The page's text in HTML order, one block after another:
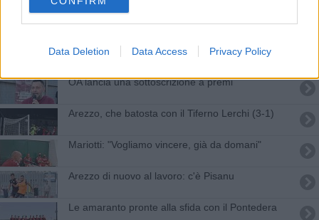
Data Deletion Data Access Privacy Policy
Una grande giornata amaranto con l'Open Day
OA lancia una sottoscrizione a premi
Arezzo, che batosta con il Tiferno Lerchi (3-1)
Mariotti: "Vogliamo vincere, già da domani"
Arezzo di nuovo al lavoro: c'è Pisanu
Le amaranto pronte alla sfida con il Pontedera